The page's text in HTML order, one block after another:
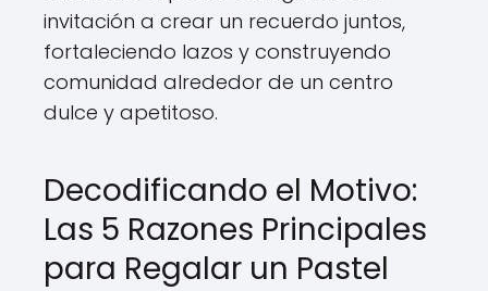
invitación a crear un recuerdo juntos,
fortaleciendo lazos y construyendo
comunidad alrededor de un centro
dulce y apetitoso.
Decodificando el Motivo:
Las 5 Razones Principales
para Regalar un Pastel